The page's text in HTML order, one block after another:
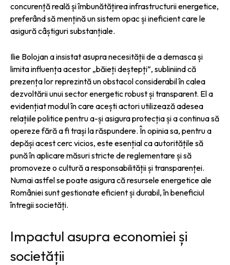
concurență reală și îmbunătățirea infrastructurii energetice,
preferând să mențină un sistem opac și ineficient care le
asigură câștiguri substanțiale.
Ilie Bolojan a insistat asupra necesității de a demasca și
limita influența acestor „băieți deștepți”, subliniind că
prezența lor reprezintă un obstacol considerabil în calea
dezvoltării unui sector energetic robust și transparent. El a
evidențiat modul în care acești actori utilizează adesea
relațiile politice pentru a-și asigura protecția și a continua să
opereze fără a fi trași la răspundere. În opinia sa, pentru a
depăși acest cerc vicios, este esențial ca autoritățile să
pună în aplicare măsuri stricte de reglementare și să
promoveze o cultură a responsabilității și transparenței.
Numai astfel se poate asigura că resursele energetice ale
României sunt gestionate eficient și durabil, în beneficiul
întregii societăți.
Impactul asupra economiei și
societății